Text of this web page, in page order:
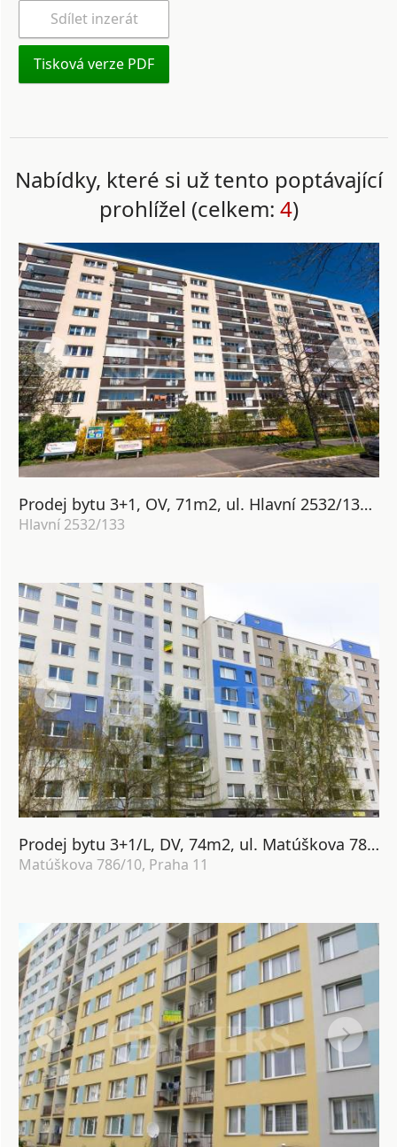
Sdílet inzerát
Tisková verze PDF
Nabídky, které si už tento poptávající
prohlížel (celkem: 4)
Prodej bytu 3+1, OV, 71m2, ul. Hlavní 2532/133, Praha 4 - Záběhlice
Hlavní 2532/133
Prodej bytu 3+1/L, DV, 74m2, ul. Matúškova 786/10, Praha 11 - Háje
Matúškova 786/10, Praha 11